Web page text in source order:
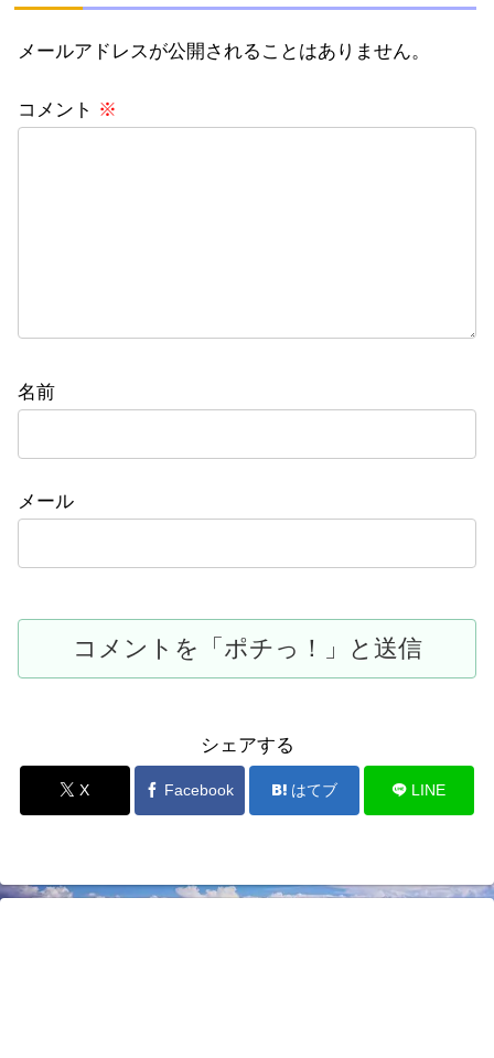
メールアドレスが公開されることはありません。
コメント ※
名前
メール
シェアする
X Facebook はてブ LINE